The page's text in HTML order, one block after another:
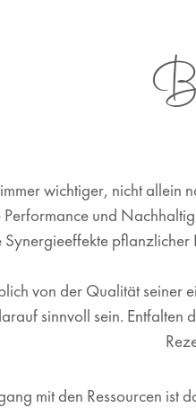
wichtiger, nicht
und
von der Qualität seiner
sinnvoll sein.
mit den Ressourcen ist